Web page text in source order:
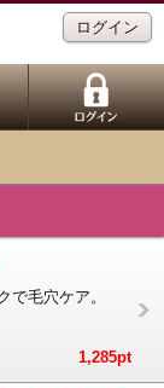
ログイン
で毛穴ケア。
1,285pt